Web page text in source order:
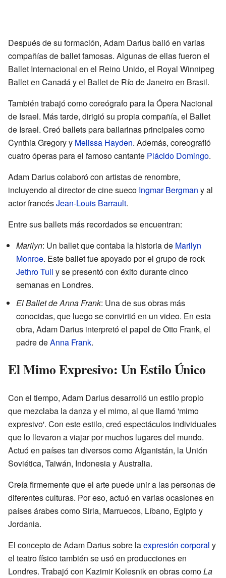
Después de su formación, Adam Darius bailó en varias
compañías de ballet famosas. Algunas de ellas fueron el
Ballet Internacional en el Reino Unido, el Royal Winnipeg
Ballet en Canadá y el Ballet de Río de Janeiro en Brasil.
También trabajó como coreógrafo para la Ópera Nacional
de Israel. Más tarde, dirigió su propia compañía, el Ballet
de Israel. Creó ballets para bailarinas principales como
Cynthia Gregory y Melissa Hayden. Además, coreografió
cuatro óperas para el famoso cantante Plácido Domingo.
Adam Darius colaboró con artistas de renombre,
incluyendo al director de cine sueco Ingmar Bergman y al
actor francésJean-Louis Barrault.
Entre sus ballets más recordados se encuentran:
Marilyn: Un ballet que contaba la historia de Marilyn
Monroe. Este ballet fue apoyado por el grupo de rock
Jethro Tull y se presentó con éxito durante cinco
semanas en Londres.
El Ballet de Anna Frank: Una de sus obras más
conocidas, que luego se convirtió en un video. En esta
obra, Adam Darius interpretó el papel de Otto Frank, el
padre deAnna Frank.
El Mimo Expresivo: Un Estilo Único
Con el tiempo, Adam Darius desarrolló un estilo propio
que mezclaba la danza y el mimo, al que llamó 'mimo
expresivo'. Con este estilo, creó espectáculos individuales
que lo llevaron a viajar por muchos lugares del mundo.
Actuó en países tan diversos como Afganistán, la Unión
Soviética, Taiwán, Indonesia y Australia.
Creía firmemente que el arte puede unir a las personas de
diferentes culturas. Por eso, actuó en varias ocasiones en
países árabes como Siria, Marruecos, Líbano, Egipto y
Jordania.
El concepto de Adam Darius sobre laexpresión corporal y
el teatro físico también se usó en producciones en
Londres. Trabajó con Kazimir Kolesnik en obras comoLa